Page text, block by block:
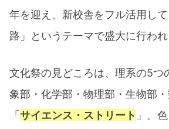
年を迎え、新校舎をフル活用し
路」というテーマで盛大に行われ
文化祭の見どころは、理系の5つ
象部・化学部・物理部・生物部
「サイエンス・ストリート 」。